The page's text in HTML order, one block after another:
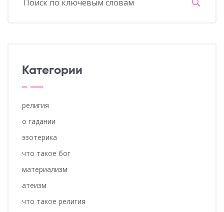
Категории
религия
о гадании
эзотерика
что такое бог
материализм
атеизм
что такое религия